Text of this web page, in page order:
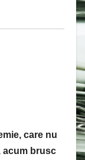
care nu
acum brusc